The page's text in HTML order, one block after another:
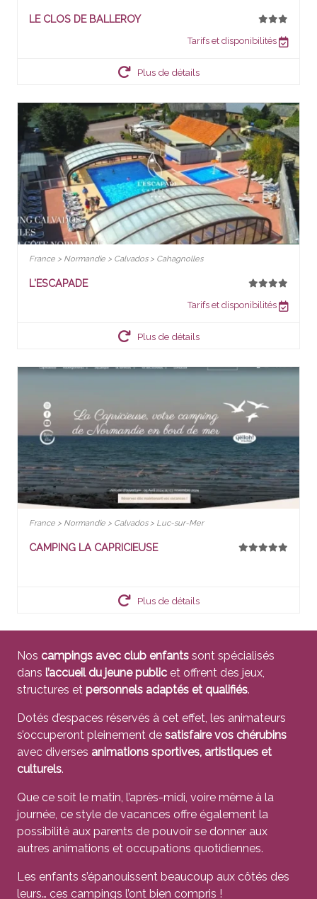
LE CLOS DE BALLEROY
Tarifs et disponibilités
Plus de détails
France > Normandie > Calvados > Cahagnolles
L'ESCAPADE
Tarifs et disponibilités
Plus de détails
France > Normandie > Calvados > Luc-sur-Mer
CAMPING LA CAPRICIEUSE
Plus de détails
Nos campings avec club enfants sont spécialisés
dans l’accueil du jeune public et offrent des jeux,
structures et personnels adaptés et qualifiés.
Dotés d’espaces réservés à cet effet, les animateurs
s’occuperont pleinement de satisfaire vos chérubins
avec diverses animations sportives, artistiques et
culturels.
Que ce soit le matin, l’après-midi, voire même à la
journée, ce style de vacances offre également la
possibilité aux parents de pouvoir se donner aux
autres animations et occupations quotidiennes.
Les enfants s’épanouissent beaucoup aux côtés des
leurs… ces campings l’ont bien compris !